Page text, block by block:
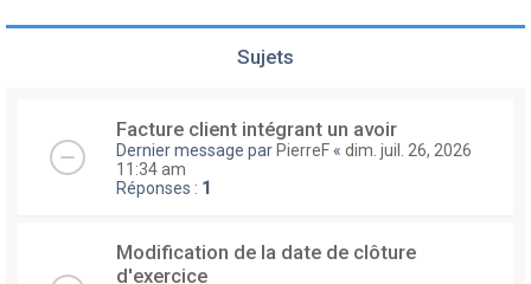
Sujets
Facture client intégrant un avoir
Dernier message parPierreF « dim. juil. 26, 2026
11:34 am
Réponses : 1
Modification de la date de clôture
d'exercice